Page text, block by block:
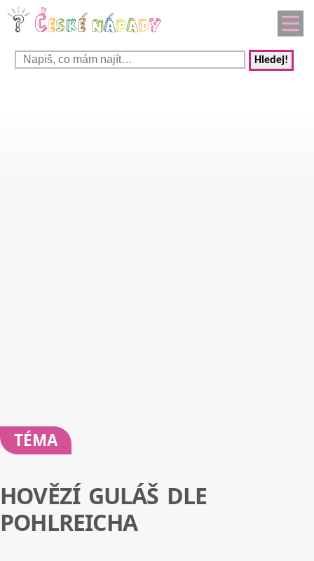
Hledej!
TÉMA
HOVĚZÍ GULÁŠ DLE
POHLREICHA